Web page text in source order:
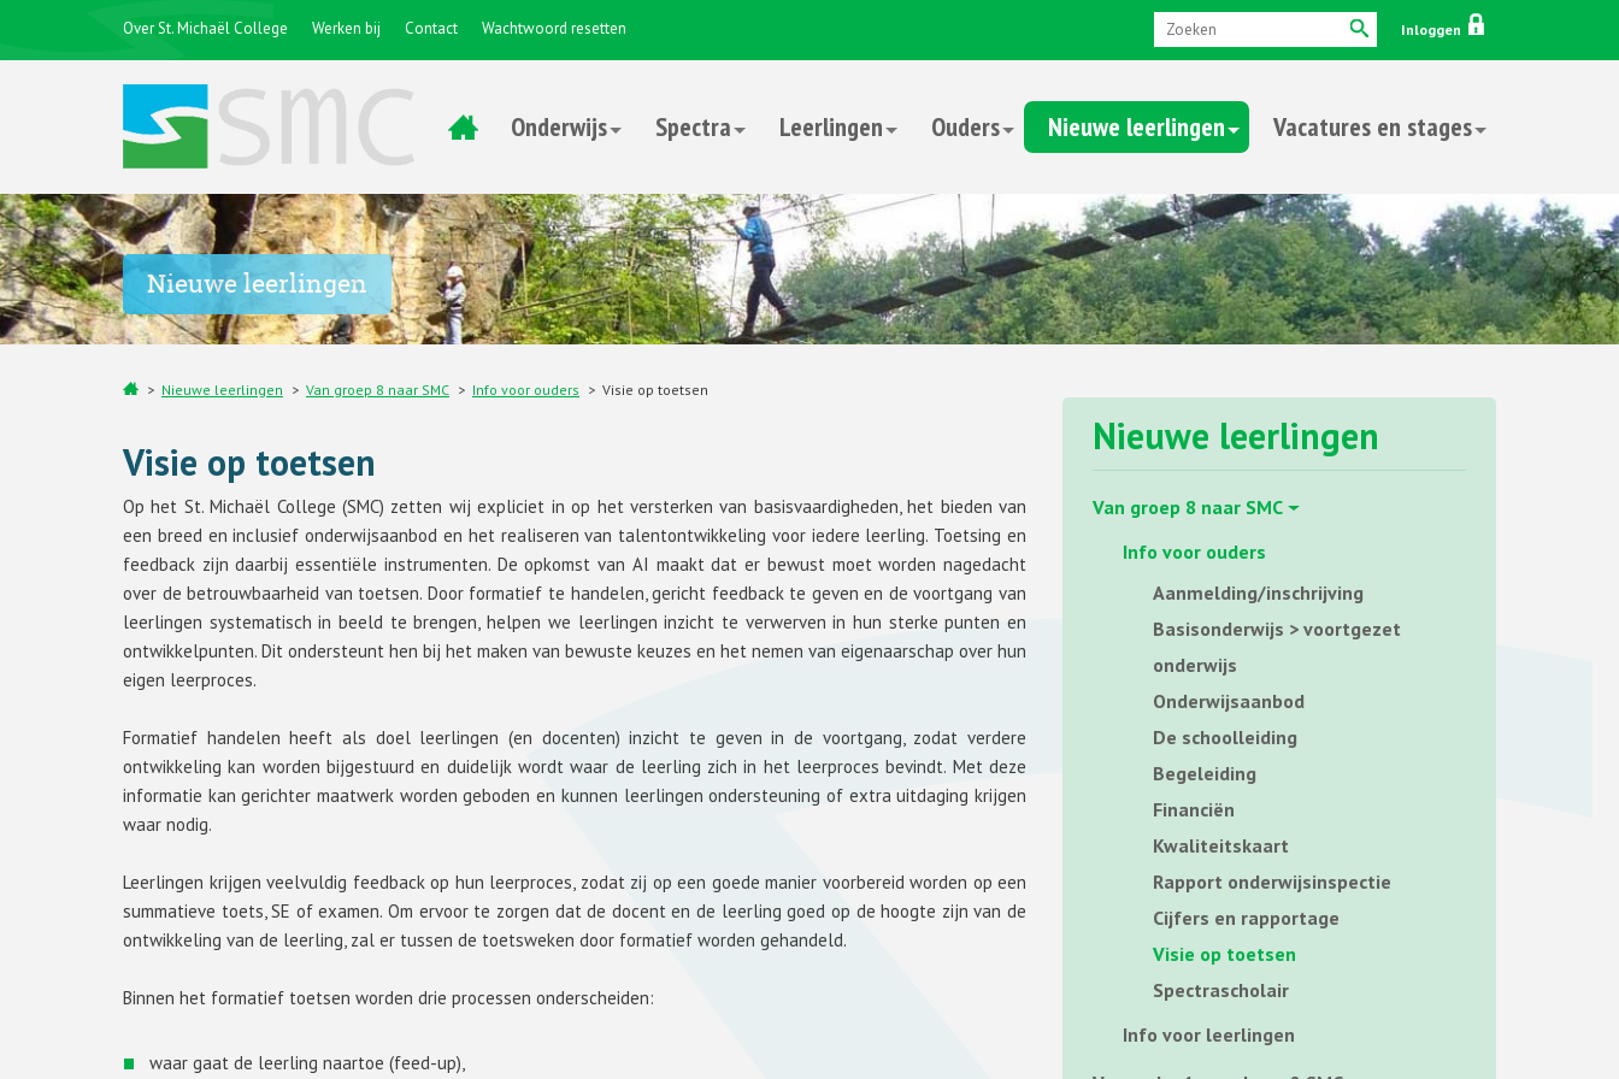
Over St. Michaël College Werken bij Contact Wachtwoord resetten Inloggen
Onderwijs Spectra Leerlingen Ouders Nieuwe leerlingen Vacatures en stages
Nieuwe leerlingen
Nieuwe leerlingen Van groep 8 naar SMC Info voor ouders Visie op toetsen
Visie op toetsen
Op het St. Michaël College (SMC) zetten wij expliciet in op het versterken van basisvaardigheden, het bieden van
een breed en inclusief onderwijsaanbod en het realiseren van talentontwikkeling voor iedere leerling. Toetsing en
feedback zijn daarbij essentiële instrumenten. De opkomst van AI maakt dat er bewust moet worden nagedacht
over de betrouwbaarheid van toetsen. Door formatief te handelen, gericht feedback te geven en de voortgang van
leerlingen systematisch in beeld te brengen, helpen we leerlingen inzicht te verwerven in hun sterke punten en
ontwikkelpunten. Dit ondersteunt hen bij het maken van bewuste keuzes en het nemen van eigenaarschap over hun
eigen leerproces.
Formatief handelen heeft als doel leerlingen (en docenten) inzicht te geven in de voortgang, zodat verdere
ontwikkeling kan worden bijgestuurd en duidelijk wordt waar de leerling zich in het leerproces bevindt. Met deze
informatie kan gerichter maatwerk worden geboden en kunnen leerlingen ondersteuning of extra uitdaging krijgen
waar nodig.
Leerlingen krijgen veelvuldig feedback op hun leerproces, zodat zij op een goede manier voorbereid worden op een
summatieve toets, SE of examen. Om ervoor te zorgen dat de docent en de leerling goed op de hoogte zijn van de
ontwikkeling van de leerling, zal er tussen de toetsweken door formatief worden gehandeld.
Binnen het formatief toetsen worden drie processen onderscheiden:
waar gaat de leerling naartoe (feed-up),
Nieuwe leerlingen
Van groep 8 naar SMC
Info voor ouders
Aanmelding/inschrijving
Basisonderwijs > voortgezet
onderwijs
Onderwijsaanbod
De schoolleiding
Begeleiding
Financiën
Kwaliteitskaart
Rapport onderwijsinspectie
Cijfers en rapportage
Visie op toetsen
Spectrascholair
Info voor leerlingen